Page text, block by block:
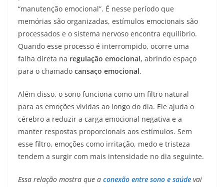
“manutenção emocional”. É nesse período que
memórias são organizadas, estímulos emocionais são
processados e o sistema nervoso encontra equilíbrio.
Quando esse processo é interrompido, ocorre uma
falha direta na regulação emocional, abrindo espaço
para o chamado cansaço emocional.
Além disso, o sono funciona como um filtro natural
para as emoções vividas ao longo do dia. Ele ajuda o
cérebro a reduzir a carga emocional negativa e a
manter respostas proporcionais aos estímulos. Sem
esse filtro, emoções como irritação, medo e tristeza
tendem a surgir com mais intensidade no dia seguinte.
Essa relação mostra que a conexão entre sono e saúde vai